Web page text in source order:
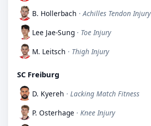
B. Hollerbach · Achilles Tendon Injury
Lee Jae-Sung · Toe Injury
M. Leitsch · Thigh Injury
SC Freiburg
D. Kyereh · Lacking Match Fitness
P. Osterhage · Knee Injury